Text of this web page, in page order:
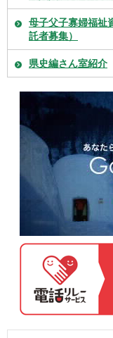
母子父子寡婦福祉
託者募集）
県史編さん室紹介